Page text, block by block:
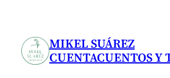
contenido MIKEL SUÁREZ
CUENTACUENTOS Y